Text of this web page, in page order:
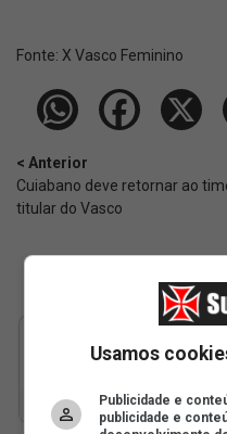
Fonte: X Vasco Feminino
< Anterior
Cuiabano deve retornar ao
titular do Vasco
Usamos
Publicidade e
publicidade e